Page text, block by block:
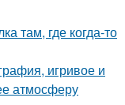
там, где когда-то
игривое и
атмосферу